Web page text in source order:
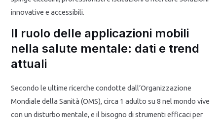
innovative e accessibili.
Il ruolo delle applicazioni mobili
nella salute mentale: dati e trend
attuali
Secondo le ultime ricerche condotte dall’Organizzazione
Mondiale della Sanità (OMS), circa 1 adulto su 8 nel mondo vive
con un disturbo mentale, e il bisogno di strumenti efficaci per